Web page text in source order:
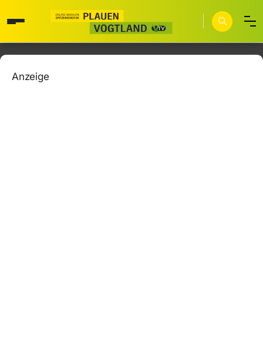
Anzeige